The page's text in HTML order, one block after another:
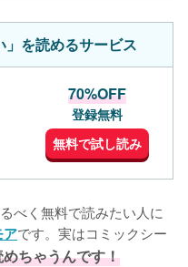
を読めるサービス
70%OFF
登録無料
無料で試し読み
べく無料で読みたい人に
アです。実はコミックシー
ちゃうんです！